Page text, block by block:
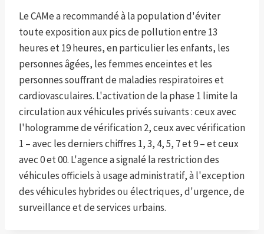
Le CAMe a recommandé à la population d'éviter
toute exposition aux pics de pollution entre 13
heures et 19 heures, en particulier les enfants, les
personnes âgées, les femmes enceintes et les
personnes souffrant de maladies respiratoires et
cardiovasculaires. L'activation de la phase 1 limite la
circulation aux véhicules privés suivants : ceux avec
l'hologramme de vérification 2, ceux avec vérification
1 – avec les derniers chiffres 1, 3, 4, 5, 7 et 9 – et ceux
avec 0 et 00. L'agence a signalé la restriction des
véhicules officiels à usage administratif, à l'exception
des véhicules hybrides ou électriques, d'urgence, de
surveillance et de services urbains.